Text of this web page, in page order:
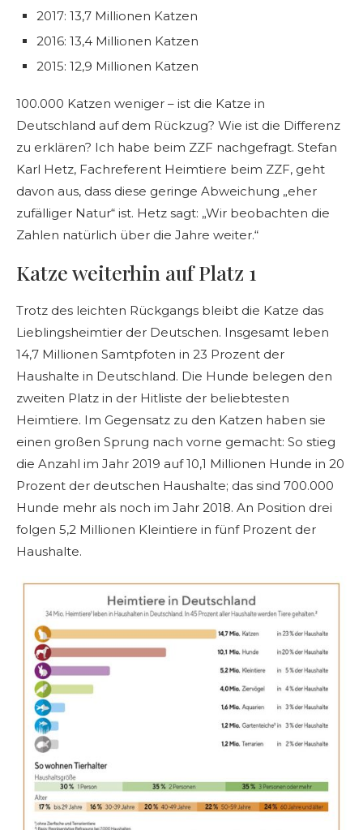
2017: 13,7 Millionen Katzen
2016: 13,4 Millionen Katzen
2015: 12,9 Millionen Katzen
100.000 Katzen weniger – ist die Katze in
Deutschland auf dem Rückzug? Wie ist die Differenz
zu erklären? Ich habe beim ZZF nachgefragt. Stefan
Karl Hetz, Fachreferent Heimtiere beim ZZF, geht
davon aus, dass diese geringe Abweichung „eher
zufälliger Natur“ ist. Hetz sagt: „Wir beobachten die
Zahlen natürlich über die Jahre weiter.“
Katze weiterhin auf Platz 1
Trotz des leichten Rückgangs bleibt die Katze das
Lieblingsheimtier der Deutschen. Insgesamt leben
14,7 Millionen Samtpfoten in 23 Prozent der
Haushalte in Deutschland. Die Hunde belegen den
zweiten Platz in der Hitliste der beliebtesten
Heimtiere. Im Gegensatz zu den Katzen haben sie
einen großen Sprung nach vorne gemacht: So stieg
die Anzahl im Jahr 2019 auf 10,1 Millionen Hunde in 20
Prozent der deutschen Haushalte; das sind 700.000
Hunde mehr als noch im Jahr 2018. An Position drei
folgen 5,2 Millionen Kleintiere in fünf Prozent der
Haushalte.